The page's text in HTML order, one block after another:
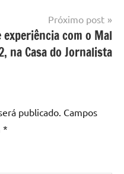
Próximo post
com o Mal
na Casa do Jornalista
publicado. Campos
*